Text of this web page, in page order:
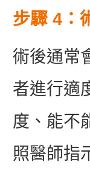
步驟 4：
術後通常
者進行適
度、能不
照醫師指